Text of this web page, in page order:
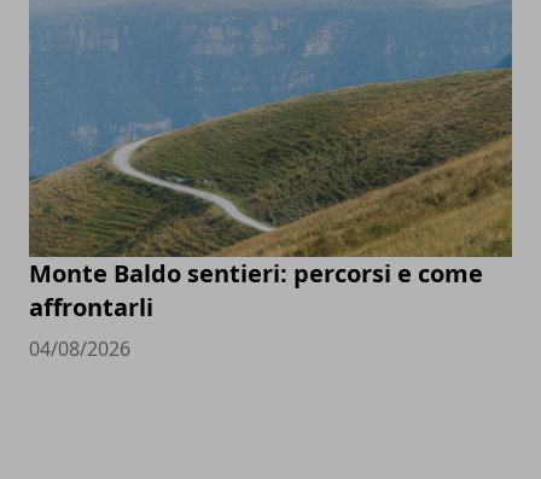
Monte Baldo sentieri: percorsi e come
affrontarli
04/08/2026